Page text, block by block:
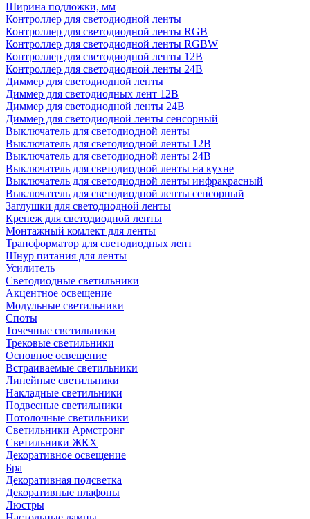
Ширина подложки, мм
Контроллер для светодиодной ленты
Контроллер для светодиодной ленты RGB
Контроллер для светодиодной ленты RGBW
Контроллер для светодиодной ленты 12В
Контроллер для светодиодной ленты 24В
Диммер для светодиодной ленты
Диммер для светодиодных лент 12В
Диммер для светодиодной ленты 24В
Диммер для светодиодной ленты сенсорный
Выключатель для светодиодной ленты
Выключатель для светодиодной ленты 12В
Выключатель для светодиодной ленты 24В
Выключатель для светодиодной ленты на кухне
Выключатель для светодиодной ленты инфракрасный
Выключатель для светодиодной ленты сенсорный
Заглушки для светодиодной ленты
Крепеж для светодиодной ленты
Монтажный комлект для ленты
Трансформатор для светодиодных лент
Шнур питания для ленты
Усилитель
Светодиодные светильники
Акцентное освещение
Модульные светильники
Споты
Точечные светильники
Трековые светильники
Основное освещение
Встраиваемые светильники
Линейные светильники
Накладные светильники
Подвесные светильники
Потолочные светильники
Светильники Армстронг
Светильники ЖКХ
Декоративное освещение
Бра
Декоративная подсветка
Декоративные плафоны
Люстры